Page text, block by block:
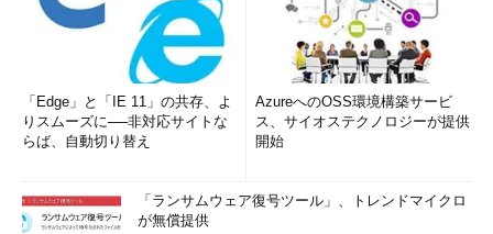
「Edge」と「IE 11」の共存、よ
りスムーズに──非対応サイトな
らば、自動切り替え
AzureへのOSS環境構築サービ
ス、サイオステクノロジーが提供
開始
「ランサムウェア復号ツール」、トレンドマイクロ
が無償提供